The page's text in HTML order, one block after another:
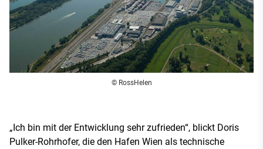
© RossHelen
„Ich bin mit der Entwicklung sehr zufrieden“, blickt Doris
Pulker-Rohrhofer, die den Hafen Wien als technische